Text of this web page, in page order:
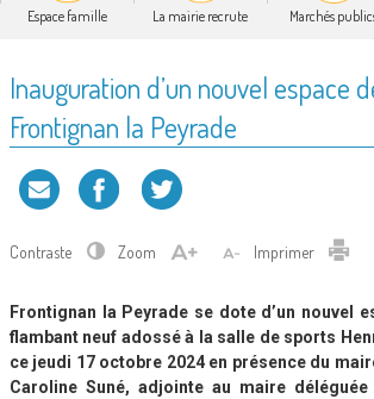
Espace famille La mairie recrute Marchés
Inauguration d’un nouvel espace
Frontignan la Peyrade
Contraste Zoom Imprimer
Frontignan la Peyrade se dote d’un nouvel
flambant neuf adossé à la salle de sports
ce jeudi 17 octobre 2024 en présence du
Caroline Suné, adjointe au maire